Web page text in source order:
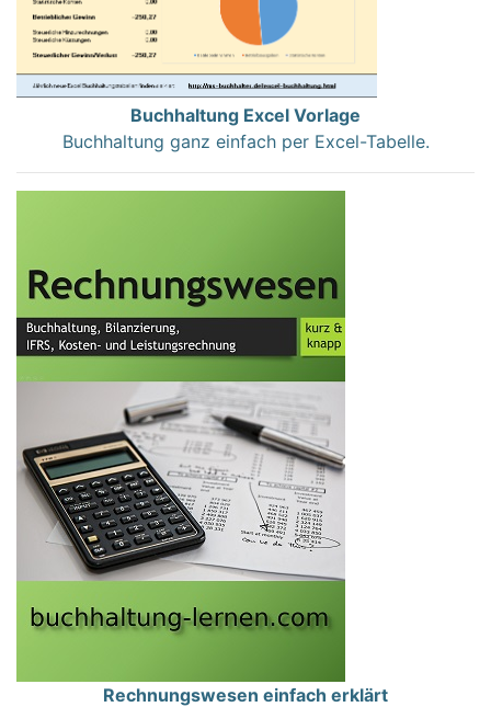
Buchhaltung Excel Vorlage
Buchhaltung ganz einfach per Excel-Tabelle.
Rechnungswesen einfach erklärt